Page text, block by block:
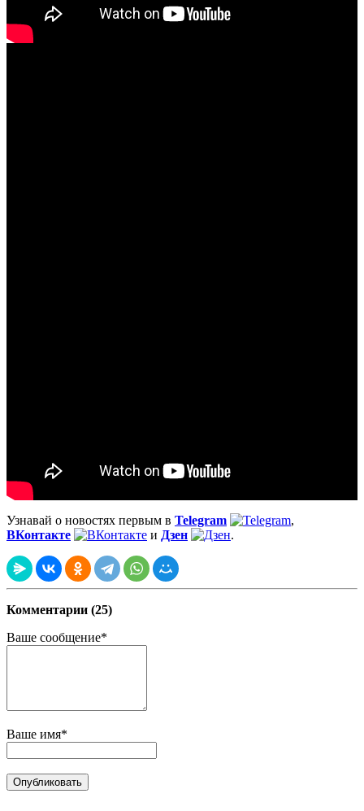
Узнавай о новостях первым в Telegram
,
ВКонтакте
и Дзен .
Комментарии (25)
Ваше сообщение*
Ваше имя*